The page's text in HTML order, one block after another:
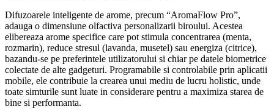
Difuzoarele inteligente de arome, precum “AromaFlow Pro”,
adauga o dimensiune olfactiva personalizarii biroului. Acestea
elibereaza arome specifice care pot stimula concentrarea (menta,
rozmarin), reduce stresul (lavanda, musetel) sau energiza (citrice),
bazandu-se pe preferintele utilizatorului si chiar pe datele biometrice
colectate de alte gadgeturi. Programabile si controlabile prin aplicatii
mobile, ele contribuie la crearea unui mediu de lucru holistic, unde
toate simturile sunt luate in considerare pentru a maximiza starea de
bine si performanta.